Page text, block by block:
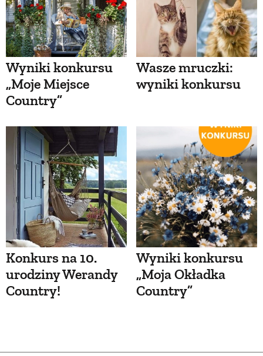
Wyniki konkursu
„Moje Miejsce
Country”
Wasze mruczki:
wyniki konkursu
Konkurs na 10.
urodziny Werandy
Country!
Wyniki konkursu
„Moja Okładka
Country”